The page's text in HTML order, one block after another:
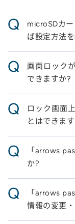
Q
microSDカ
ば設定方法
Q
画面ロック
できますか?
Q
ロック画面
とはできま
Q
「arrows
か?
Q
「arrows
情報の変更